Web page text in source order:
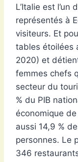
L’Italie est
représentés à
visiteurs. Et
tables étoilées
2020) et
femmes chefs
secteur du
% du PIB
économique
aussi 14,9 %
personnes. Le
346